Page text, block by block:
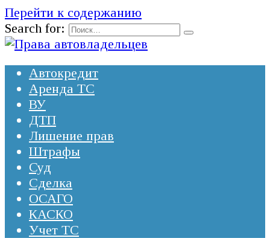
Перейти к содержанию
Search for:
Автокредит
Аренда ТС
ВУ
ДТП
Лишение прав
Штрафы
Суд
Сделка
ОСАГО
КАСКО
Учет ТС